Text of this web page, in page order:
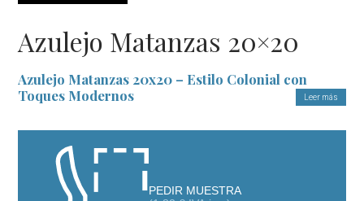
Azulejo Matanzas 20×20
Azulejo Matanzas 20x20 – Estilo Colonial con
Toques Modernos
ElAzulejo Matanzas 20x20es la elección ideal para quienes
desean integrar un diseño atemporal con la resistencia del
porcelánico moderno. Inspirado en los azulejos coloniales
tradicionales, este producto no solo destaca por su estética
única, sino también por su capacidad para adaptarse tanto a
Leer más
PEDIR MUESTRA